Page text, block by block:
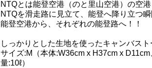
NTQとは能登空港（のと里山空港）の空港
NTQを滑走路に見立て、能登へ降り立つ
能登空港から、それぞれの能登路へ！！
しっかりとした生地を使ったキャンバスト
サイズ:M（本体:W36cm x H37cm x
量:10ℓ）